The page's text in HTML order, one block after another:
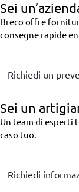
Sei
Breco offre
consegne rapide
Richiedi un
Sei un
Un team di esperti
caso tuo.
Richiedi